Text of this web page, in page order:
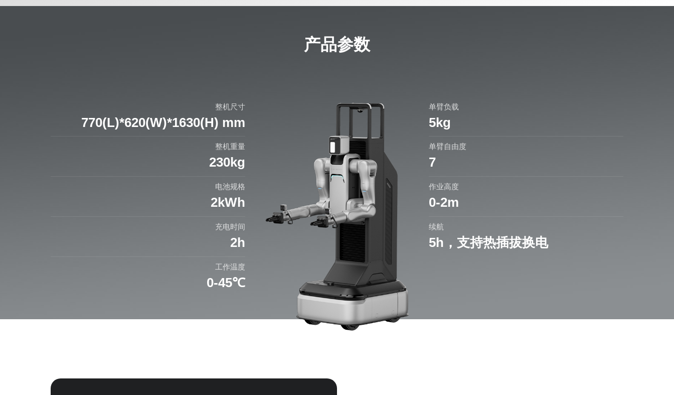
产品参数
整机尺寸
770(L)*620(W)*1630(H) mm
整机重量
230kg
电池规格
2kWh
充电时间
2h
工作温度
0-45℃
单臂负载
5kg
单臂自由度
7
作业高度
0-2m
续航
5h，支持热插拔换电